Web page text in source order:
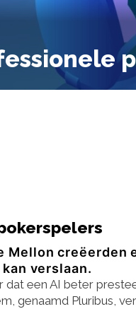
Mellon
verslaan.
dat een AI beter
genaamd Pluribus,